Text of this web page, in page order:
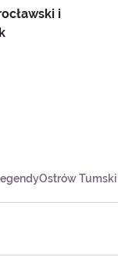
i
Ostrów Tumski